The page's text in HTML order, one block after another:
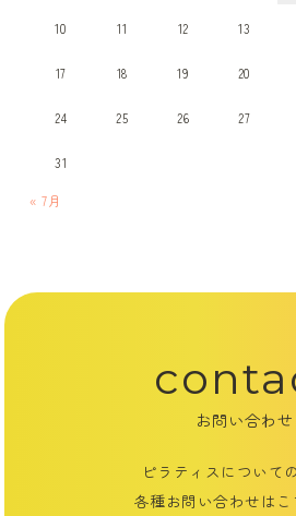
10 11 12 13
17 18 19 20
24 25 26 27
31
« 7月
お問い合わせ
ピラティスについて
各種お問い合わせはこ